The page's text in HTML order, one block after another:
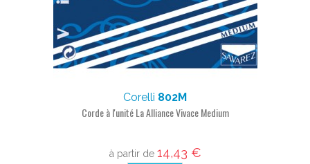
Corelli 802M
Corde à l'unité La Alliance Vivace Medium
à partir de 14,43 €